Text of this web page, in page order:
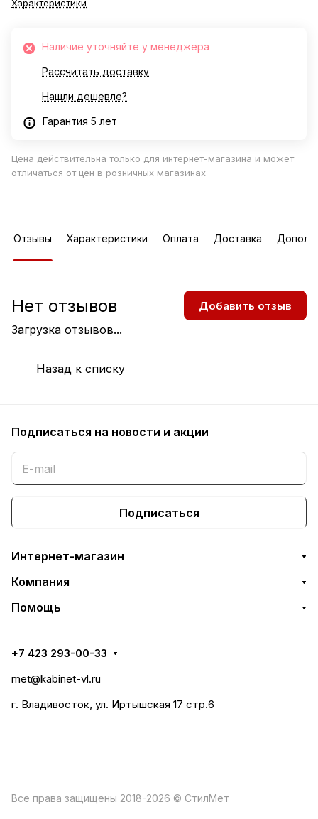
Характеристики
Наличие уточняйте у менеджера
Рассчитать доставку
Нашли дешевле?
Гарантия 5 лет
Цена действительна только для интернет-магазина и может
отличаться от цен в розничных магазинах
Отзывы Характеристики Оплата Доставка
Загрузка отзывов...
Нет отзывов Добавить отзыв
Назад к списку
Подписаться на новости и акции
Подписаться
Интернет-магазин
Компания
Помощь
+7 423 293-00-33
met@kabinet-vl.ru
г. Владивосток, ул. Иртышская 17 стр.6
Все права защищены 2018-2026 © СтилМет